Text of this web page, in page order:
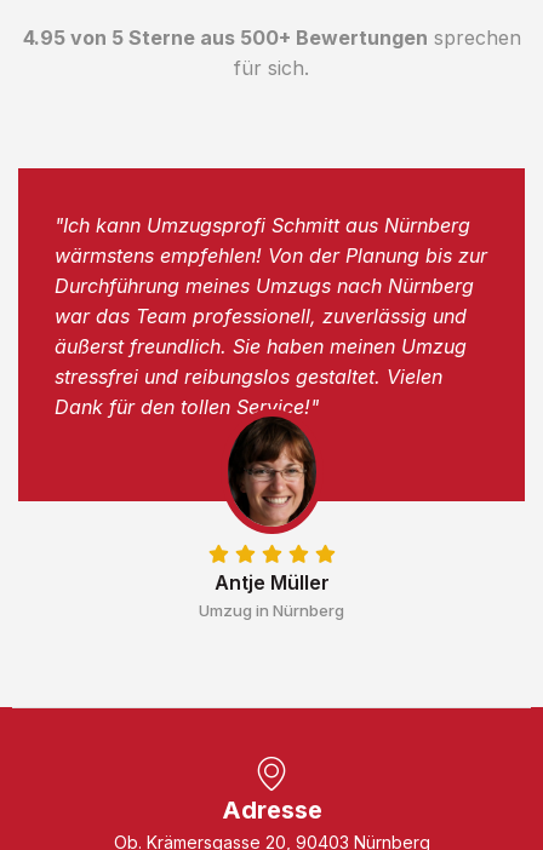
4.95 von 5 Sterne aus 500+ Bewertungen sprechen
für sich.
Antje Müller
Umzug in Nürnberg
"Ich kann Umzugsprofi Schmitt aus Nürnberg
wärmstens empfehlen! Von der Planung bis zur
Durchführung meines Umzugs nach Nürnberg
war das Team professionell, zuverlässig und
äußerst freundlich. Sie haben meinen Umzug
stressfrei und reibungslos gestaltet. Vielen
Dank für den tollen Service!"
Adresse
Ob. Krämersgasse 20, 90403 Nürnberg